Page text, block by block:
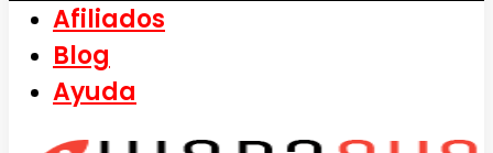
Afiliados
Blog
Ayuda